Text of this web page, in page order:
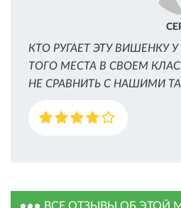
КТО РУГАЕТ ЭТУ ВИШЕНКУ
ТОГО МЕСТА В СВОЕМ
НЕ СРАВНИТЬ С НАШИМИ
ВСЕ ОТЗЫВЫ ОБ ЭТОЙ